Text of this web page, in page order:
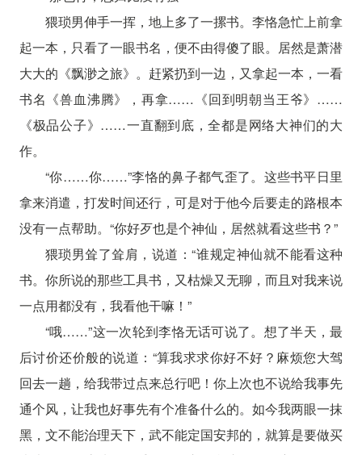
猥琐男伸手一挥，地上多了一摞书。李恪急忙上前拿
起一本，只看了一眼书名，便不由得傻了眼。居然是萧潜
大大的《飘渺之旅》。赶紧扔到一边，又拿起一本，一看
书名《兽血沸腾》，再拿……《回到明朝当王爷》……
《极品公子》……一直翻到底，全都是网络大神们的大
作。
“你……你……”李恪的鼻子都气歪了。这些书平日里
拿来消遣，打发时间还行，可是对于他今后要走的路根本
没有一点帮助。“你好歹也是个神仙，居然就看这些书？”
猥琐男耸了耸肩，说道：“谁规定神仙就不能看这种
书。你所说的那些工具书，又枯燥又无聊，而且对我来说
一点用都没有，我看他干嘛！”
“哦……”这一次轮到李恪无话可说了。想了半天，最
后讨价还价般的说道：“算我求求你好不好？麻烦您大驾
回去一趟，给我带过点来总行吧！你上次也不说给我事先
通个风，让我也好事先有个准备什么的。如今我两眼一抹
黑，文不能治理天下，武不能定国安邦的，就算是要做买